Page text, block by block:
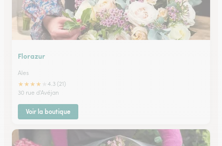
Florazur
Ales
★★★★
4.3 (21)
30 rue d'Avéjan
Voir la boutique